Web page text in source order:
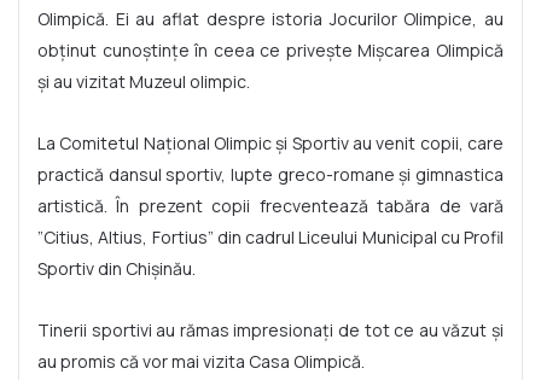
Olimpică. Ei au aflat despre istoria Jocurilor Olimpice, au
obținut cunoștințe în ceea ce privește Mișcarea Olimpică
și au vizitat Muzeul olimpic.
La Comitetul Național Olimpic și Sportiv au venit copii, care
practică dansul sportiv, lupte greco-romane și gimnastica
artistică. În prezent copii frecventează tabăra de vară
”Citius, Altius, Fortius” din cadrul Liceului Municipal cu Profil
Sportiv din Chișinău.
Tinerii sportivi au rămas impresionați de tot ce au văzut și
au promis că vor mai vizita Casa Olimpică.